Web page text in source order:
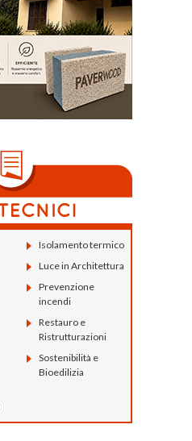
Isolamento termico
Luce in Architettura
Prevenzione
incendi
Restauro e
Ristrutturazioni
Sostenibilità e
Bioedilizia